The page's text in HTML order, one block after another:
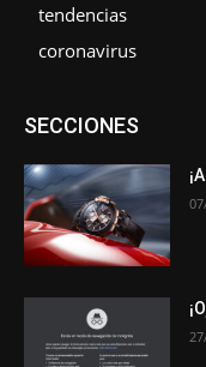
tendencias
coronavirus
SECCIONESAsociaciones
Novedades